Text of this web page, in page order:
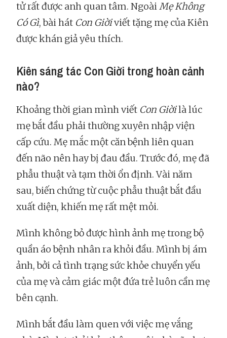
tử rất được anh quan tâm. NgoàiMẹ Không
Có Gì, bài hát Con Giờiviết tặng mẹ của Kiên
được khán giả yêu thích.
Kiên sáng tác Con Giời trong hoàn cảnh
nào?
Khoảng thời gian mình viết Con Giờilà lúc
mẹ bắt đầu phải thường xuyên nhập viện
cấp cứu. Mẹ mắc một căn bệnh liên quan
đến não nên hay bị đau đầu. Trước đó, mẹ đã
phẫu thuật và tạm thời ổn định. Vài năm
sau, biến chứng từ cuộc phẫu thuật bắt đầu
xuất diện, khiến mẹ rất mệt mỏi.
Mình không bỏ được hình ảnh mẹ trong bộ
quần áo bệnh nhân ra khỏi đầu. Mình bị ám
ảnh, bởi cả tình trạng sức khỏe chuyển yếu
của mẹ và cảm giác một đứa trẻ luôn cần mẹ
bên cạnh.
Mình bắt đầu làm quen với việc mẹ vắng